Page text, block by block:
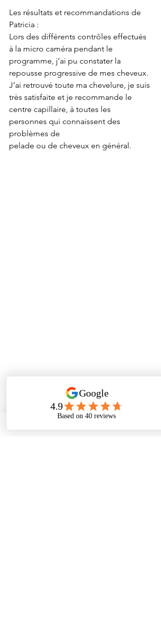
Les résultats et recommandations de
Patricia :
Lors des différents contrôles effectués
à la micro caméra pendant le
programme, j’ai pu constater la
repousse progressive de mes cheveux.
J’ai retrouvé toute ma chevelure, je suis
très satisfaite et je recommande le
centre capillaire, à toutes les
personnes qui connaissent des
problèmes de
pelade ou de cheveux en général.